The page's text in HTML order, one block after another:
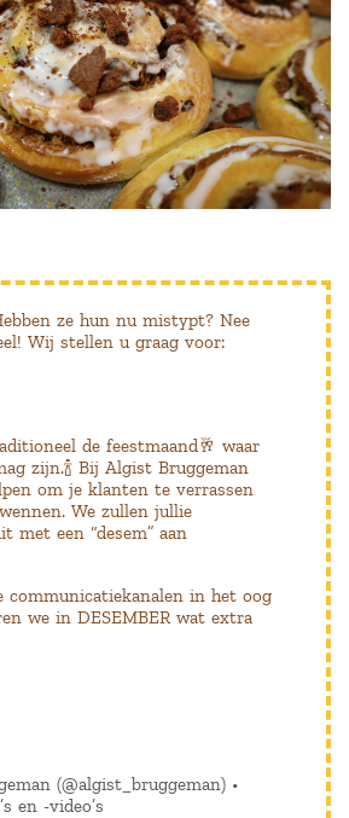
ze hun nu mistypt? Nee
Wij stellen u graag voor:
de feestmaand🥂 waar
zijn.🍾 Bij Algist Bruggeman
om je klanten te verrassen
We zullen jullie
met een “desem” aan
communicatiekanalen in het oog
we in DESEMBER wat extra
(@algist_bruggeman) •
en -video’s